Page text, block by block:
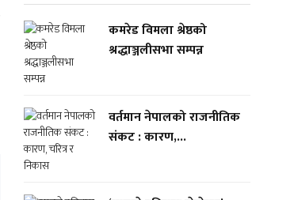
कमरेड विमला श्रेष्ठको
श्रद्धाञ्जलीसभा सम्पन्न
वर्तमान नेपालको राजनीतिक
संकट : कारण,...